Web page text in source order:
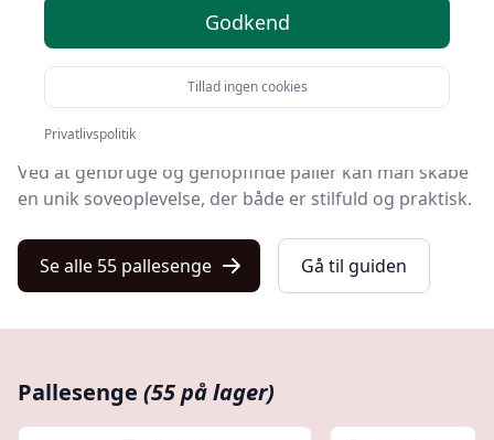
interiørverdenen og gør-det-selv-projekter med storm.
En palleseng er ikke blot en seng, den repræsenterer
en filosofi om bæredygtighed, kreativitet og
Ved at genbruge og genopfinde paller kan man skabe
en unik soveoplevelse, der både er stilfuld og praktisk.
Se alle 55 pallesenge Gå til guiden
Pallesenge (55 på lager)
Godkend
Tillad ingen cookies
Privatlivspolitik